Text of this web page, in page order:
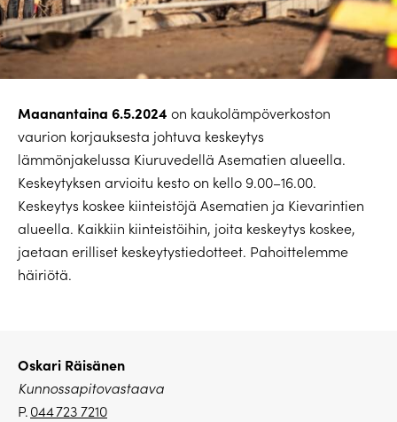
Maanantaina 6.5.2024 on kaukolämpöverkoston
vaurion korjauksesta johtuva keskeytys
lämmönjakelussa Kiuruvedellä Asematien alueella.
Keskeytyksen arvioitu kesto on kello 9.00–16.00.
Keskeytys koskee kiinteistöjä Asematien ja Kievarintien
alueella. Kaikkiin kiinteistöihin, joita keskeytys koskee,
jaetaan erilliset keskeytystiedotteet. Pahoittelemme
häiriötä.
Oskari Räisänen
Kunnossapitovastaava
P.044 723 7210